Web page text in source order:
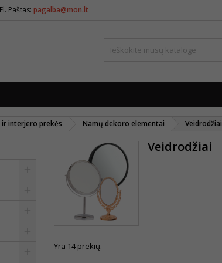
El. Paštas: pagalba@mon.lt
interjero prekės Namų dekoro elementai Veidrodžiai
Veidrodžiai
Yra 14 prekių.